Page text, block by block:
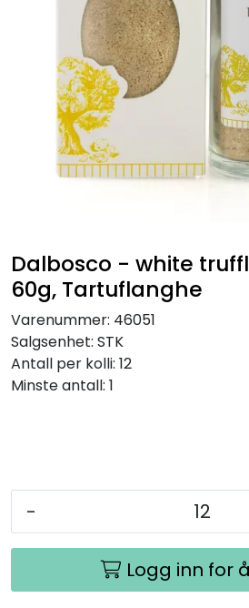
Dalbosco - white
60g, Tartuflanghe
Varenummer: 46051
Salgsenhet: STK
Antall per kolli: 12
Minste antall: 1
-
Logg inn for
Inspirasjon
Leverandører